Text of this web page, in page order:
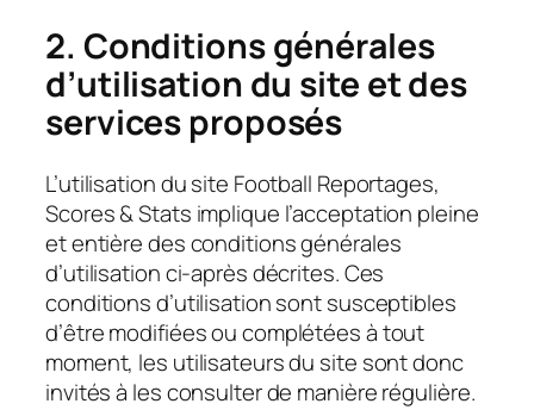
2. Conditions générales
d’utilisation du site et des
services proposés
L’utilisation du site Football Reportages,
Scores & Stats implique l’acceptation pleine
et entière des conditions générales
d’utilisation ci-après décrites. Ces
conditions d’utilisation sont susceptibles
d’être modifiées ou complétées à tout
moment, les utilisateurs du site sont donc
invités à les consulter de manière régulière.